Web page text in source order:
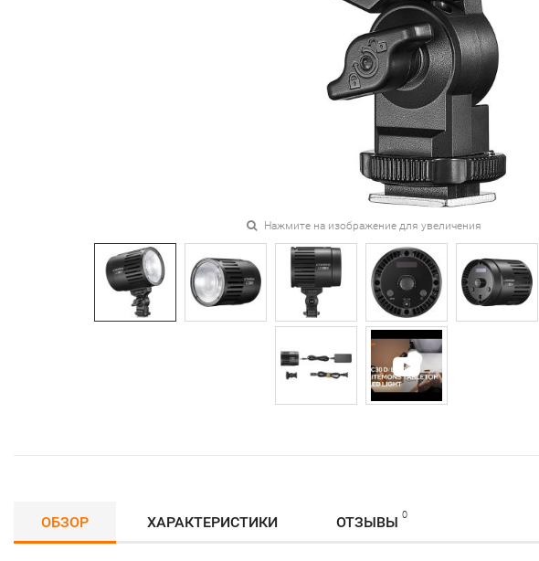
Нажмите на изображение для увеличения
ОБЗОР ХАРАКТЕРИСТИКИ ОТЗЫВЫ 0